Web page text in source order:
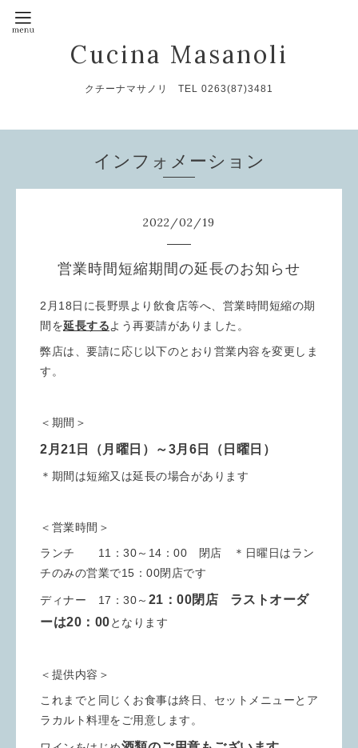
Cucina Masanoli
クチーナマサノリ TEL 0263(87)3481
インフォメーション
2022/02/19
営業時間短縮期間の延長のお知らせ
2月18日に長野県より飲食店等へ、営業時間短縮の期
間を延長するよう再要請がありました。
弊店は、要請に応じ以下のとおり営業内容を変更しま
す。
＜期間＞
2月21日（月曜日）～3月6日（日曜日）
＊期間は短縮又は延長の場合があります
＜営業時間＞
ランチ 11：30～14：00 閉店 ＊日曜日はラン
チのみの営業で15：00閉店です
ディナー 17：30～ 21：00閉店
ラストオーダ
ーは20：00となります
＜提供内容＞
これまでと同じくお食事は終日、セットメニューとア
ラカルト料理をご用意します。